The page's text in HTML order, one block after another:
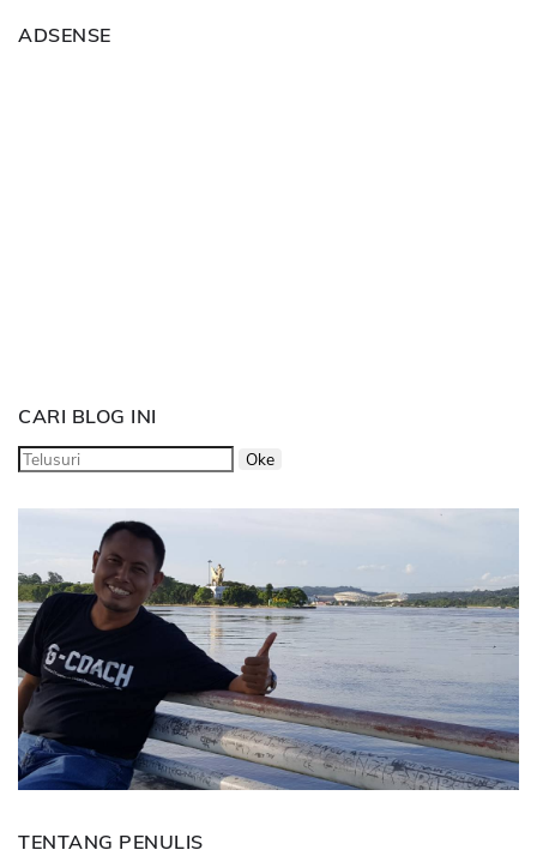
ADSENSE
CARI BLOG INI
TENTANG PENULIS